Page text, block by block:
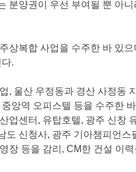
분양권이우선부여될뿐아니
상복합사업을수주한바있
.
, 울산우정동과경산사정동
앙역오피스텔등을수주한
업센터 , 유탑호텔, 광주신창
도신청사, 광주기아챔피언스
장등을감리 ,CM한건설이